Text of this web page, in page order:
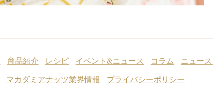
商品紹介 レシピ イベント&ニュース コラム
ニュー
マカダミアナッツ業界情報 プライバシーポリシー